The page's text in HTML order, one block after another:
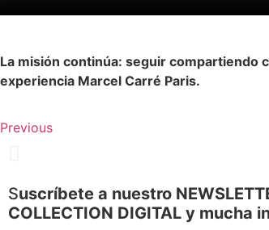
La misión continúa: seguir compartiendo
experiencia Marcel Carré Paris.
Previous
Suscríbete a nuestro
COLLECTION DIGITAL y mucha